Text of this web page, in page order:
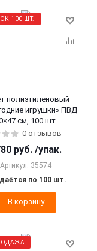
100 ШТ.
полиэтиленовый
игрушки» ПВД
см, 100 шт.
0 отзывов
руб. /упак.
Артикул: 35574
по 100 шт.
В корзину